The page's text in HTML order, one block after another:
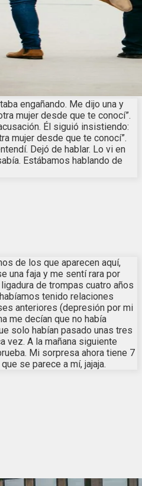
engañando. Me dijo una y
mujer desde que te conocí”.
Él siguió insistiendo:
mujer desde que te conocí”.
Dejó de hablar. Lo vi en
Estábamos hablando de
de los que aparecen aquí,
una faja y me sentí rara por
de trompas cuatro años
tenido relaciones
anteriores (depresión por mi
me decían que no había
solo habían pasado unas tres
vez. A la mañana siguiente
Mi sorpresa ahora tiene 7
se parece a mí, jajaja.